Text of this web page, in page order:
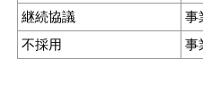
継続協議
事
不採用
事